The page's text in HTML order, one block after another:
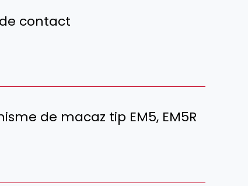
contact
de macaz tip EM5, EM5R